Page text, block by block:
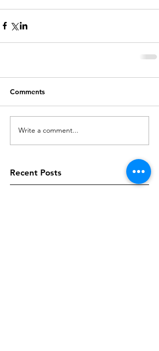
Comments
Write a comment...
Recent Posts